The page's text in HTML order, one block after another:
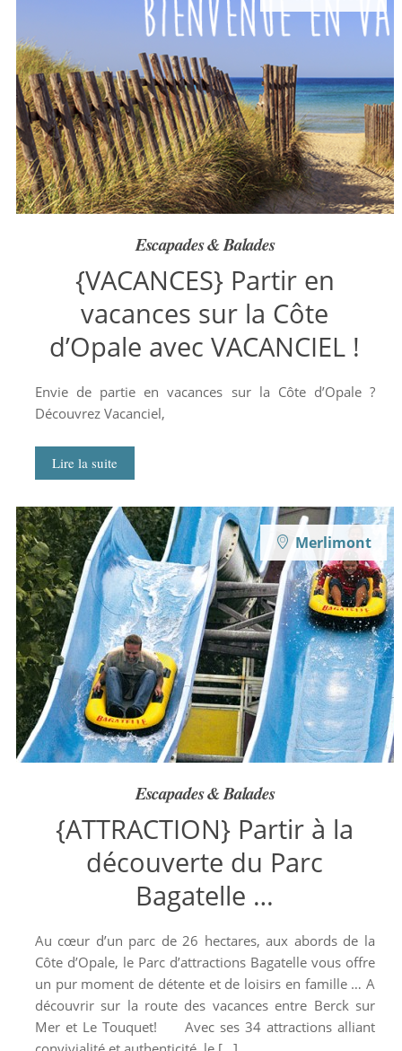
Escapades & Balades
{VACANCES} Partir en
vacances sur la Côte
d’Opale avec VACANCIEL !
Envie de partie en vacances sur la Côte d’Opale ?
Découvrez Vacanciel,
Lire la suite
Escapades & Balades
{ATTRACTION} Partir à la
découverte du Parc
Bagatelle …
Au cœur d’un parc de 26 hectares, aux abords de la
Côte d’Opale, le Parc d’attractions Bagatelle vous offre
un pur moment de détente et de loisirs en famille … A
découvrir sur la route des vacances entre Berck sur
Mer et Le Touquet! Avec ses 34 attractions alliant
Merlimont